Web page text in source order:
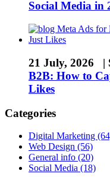
Social Media in
21 July, 2026 |
B2B: How to
Likes
Categories
Digital Marketing
Web Design (56)
General info (20)
Social Media (18)